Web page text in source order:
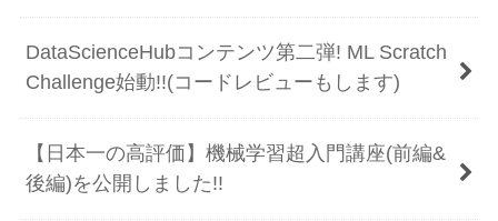
DataScienceHubコンテンツ第二弾! ML Scratch
Challenge始動!!(コードレビューもします)
【日本一の高評価】機械学習超入門講座(前編&
後編)を公開しました!!